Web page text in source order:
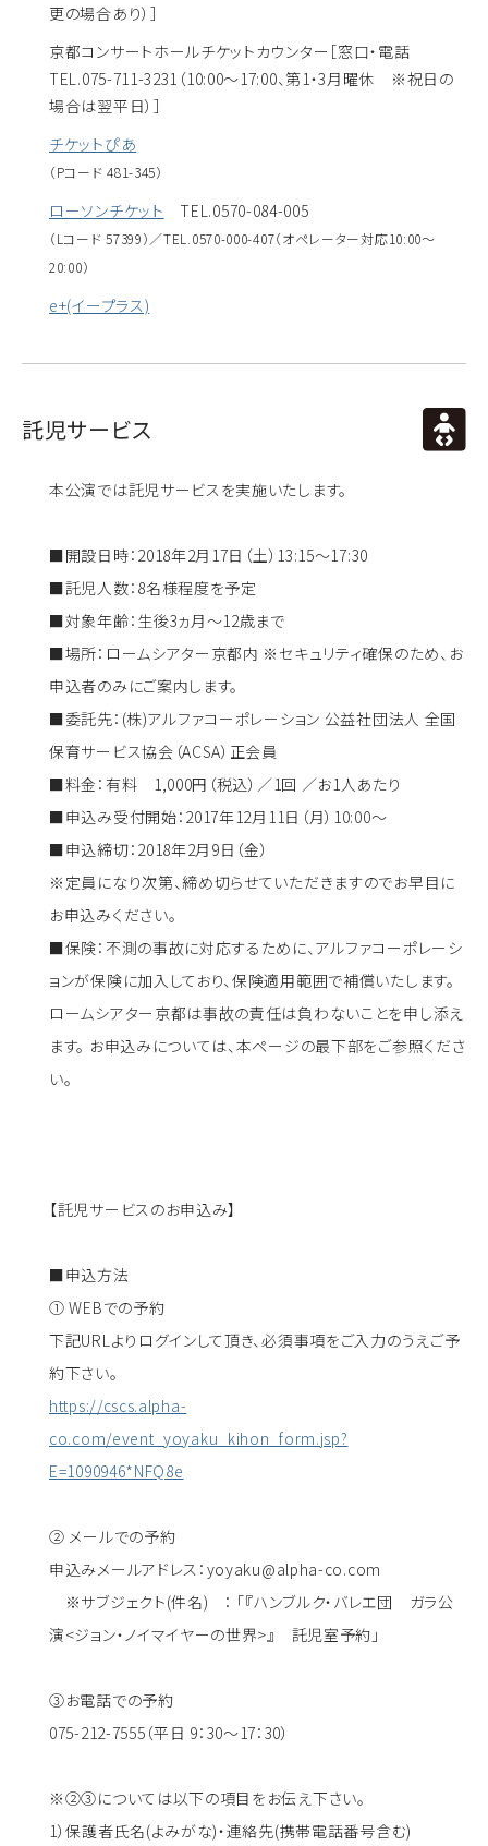
更の場合あり）］
京都コンサートホールチケットカウンター ［窓口・電話
TEL.075-711-3231（10:00～17:00、第1・3月曜休 ※祝日の
場合は翌平日）］
チケットぴあ
（Pコード 481-345）
ローソンチケット TEL.0570-084-005
（Lコード 57399）／TEL.0570-000-407（オペレーター対応10:00～
20:00）
e+(イープラス)
託児サービス
本公演では託児サービスを実施いたします。
■開設日時：2018年2月17日（土）13:15～17:30
■託児人数：8名様程度を予定
■対象年齢：生後3ヵ月～12歳まで
■場所：ロームシアター京都内 ※セキュリティ確保のため、お
申込者のみにご案内します。
■委託先：(株)アルファコーポレーション 公益社団法人 全国
保育サービス協会（ACSA）正会員
■料金：有料 1,000円（税込）／1回 ／お1人あたり
■申込み受付開始：2017年12月11日（月）10:00～
■申込締切：2018年2月9日（金）
※定員になり次第、締め切らせていただきますのでお早目に
お申込みください。
■保険：不測の事故に対応するために、アルファコーポレーシ
ョンが保険に加入しており、保険適用範囲で補償いたします。
ロームシアター京都は事故の責任は負わないことを申し添え
ます。 お申込みについては、本ページの最下部をご参照くださ
い。
【託児サービスのお申込み】
■申込方法
① WEBでの予約
下記URLよりログインして頂き、必須事項をご入力のうえご予
約下さい。
https://cscs.alpha-
co.com/event_yoyaku_kihon_form.jsp?
E=1090946*NFQ8e
② メールでの予約
申込みメールアドレス：yoyaku@alpha-co.com
※サブジェクト(件名) ： 「『ハンブルク・バレエ団 ガラ公
演<ジョン・ノイマイヤーの世界>』 託児室予約」
③お電話での予約
075-212-7555（平日 9：30～17：30）
※②③については以下の項目をお伝え下さい。
1）保護者氏名(よみがな)・連絡先(携帯電話番号含む)